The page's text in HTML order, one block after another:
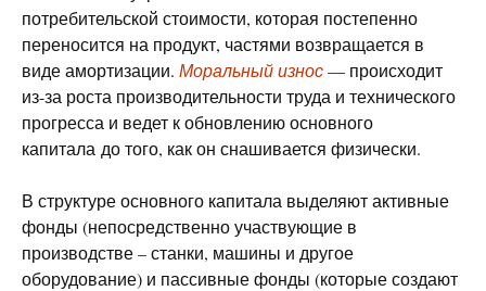
потребительской стоимости, которая постепенно
переносится на продукт, частями возвращается в
виде амортизации. Моральный износ— происходит
из-за роста производительности труда и технического
прогресса и ведет к обновлению основного
капитала до того, как он снашивается физически.
В структуре основного капитала выделяют активные
фонды (непосредственно участвующие в
производстве – станки, машины и другое
оборудование) и пассивные фонды (которые создают